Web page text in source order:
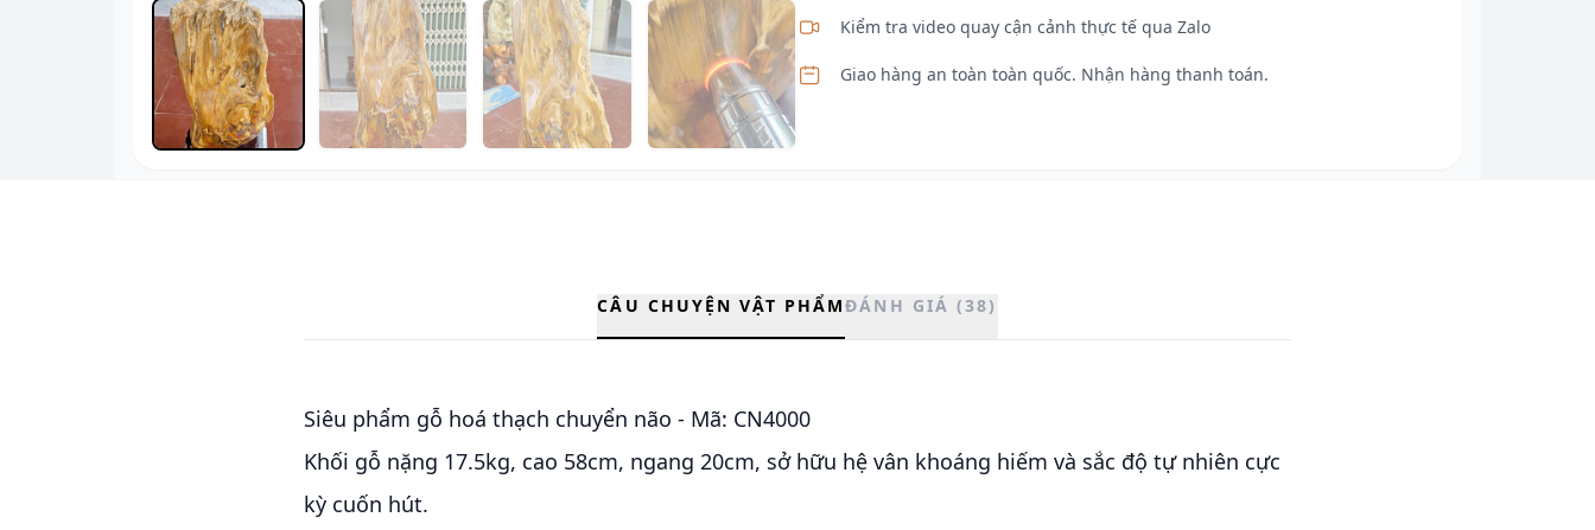
Kiểm tra video quay cận cảnh thực tế qua Zalo
Giao hàng an toàn toàn quốc. Nhận hàng thanh toán.
CÂU CHUYỆN VẬT PHẨMĐÁNH GIÁ (38)
Siêu phẩm gỗ hoá thạch chuyển não - Mã: CN4000
Khối gỗ nặng 17.5kg, cao 58cm, ngang 20cm, sở hữu hệ vân khoáng hiếm và sắc độ tự nhiên cực
kỳ cuốn hút.